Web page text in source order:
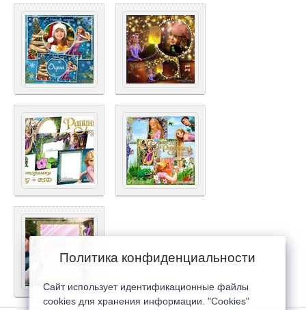
Политика конфиденциальности
Сайт использует идентификационные файлы
cookies для хранения информации. "Cookies"